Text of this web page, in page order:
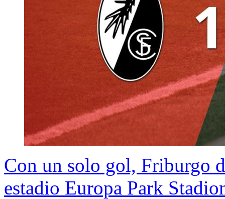
Con un solo gol, Friburgo
estadio Europa Park